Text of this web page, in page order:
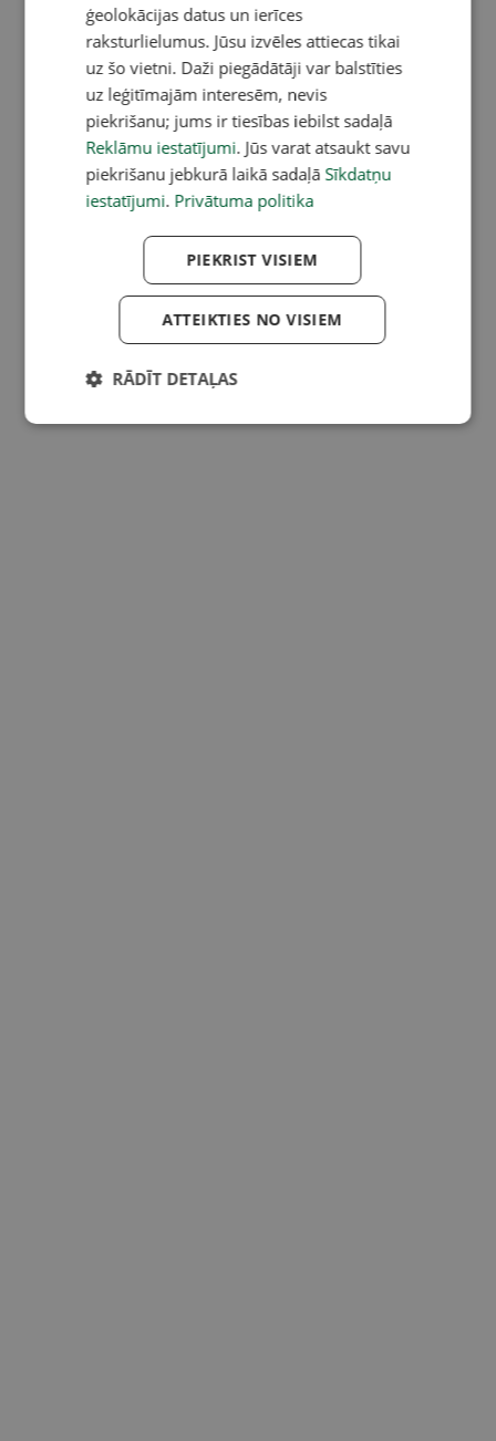
ģeolokācijas datus un ierīces
raksturlielumus. Jūsu izvēles attiecas tikai
uz šo vietni. Daži piegādātāji var balstīties
uz leģitīmajām interesēm, nevis
piekrišanu; jums ir tiesības iebilst sadaļā
Reklāmu iestatījumi. Jūs varat atsaukt savu
piekrišanu jebkurā laikā sadaļā Sīkdatņu
iestatījumi. Privātuma politika
PIEKRIST VISIEM
ATTEIKTIES NO VISIEM
RĀDĪT DETAĻAS